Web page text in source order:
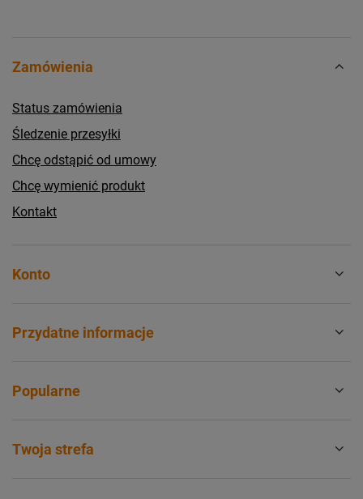
Zamówienia
Status zamówienia
Śledzenie przesyłki
Chcę odstąpić od umowy
Chcę wymienić produkt
Kontakt
Konto
Przydatne informacje
Popularne
Twoja strefa